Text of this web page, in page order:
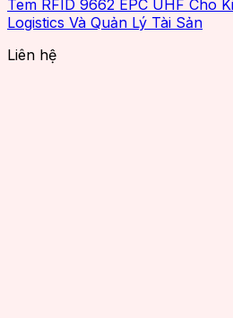
Tem RFID 9662 EPC UHF Cho
Logistics Và Quản Lý Tài Sản
Liên hệ